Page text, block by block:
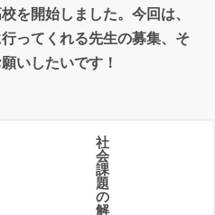
を開始しました。今回は、
ってくれる先生の募集、そ
いしたいです！
社
会
課
題
の
解